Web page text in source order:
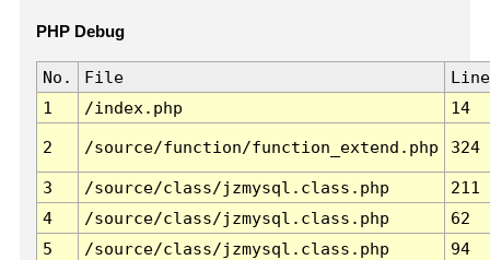
PHP Debug
No. File
Line
1
/index.php 14
2 /source/function/function_extend.php 324
3 /source/class/jzmysql.class.php
211
4
/source/class/jzmysql.class.php
62
5
/source/class/jzmysql.class.php
94